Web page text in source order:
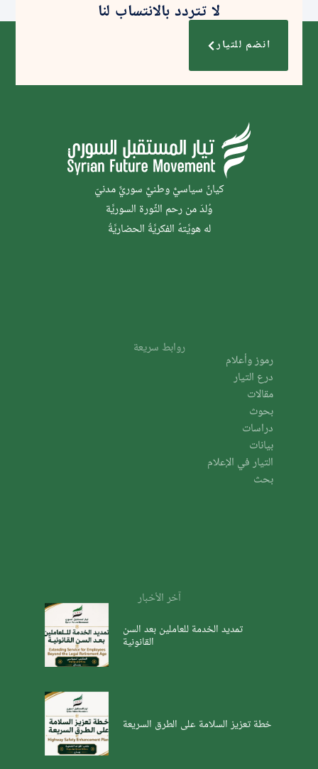
لا تتردد بالانتساب لنا
انضم للتيار
كيانٌ سياسيٌّ وطنيٌّ سوريٌّ مدنيّ
وُلدَ من رحم الثَّورة السوريَّة
له هويَّتهُ الفكريَّةُ الحضاريَّةُ
روابط سريعة
رموز وأعلام
درع التيار
مقالات
بحوث
دراسات
بيانات
التيار في الإعلام
بحث
آخر الأخبار
تمديد الخدمة للعاملين بعد السن
القانونية
خطة تعزيز السلامة على الطرق السريعة